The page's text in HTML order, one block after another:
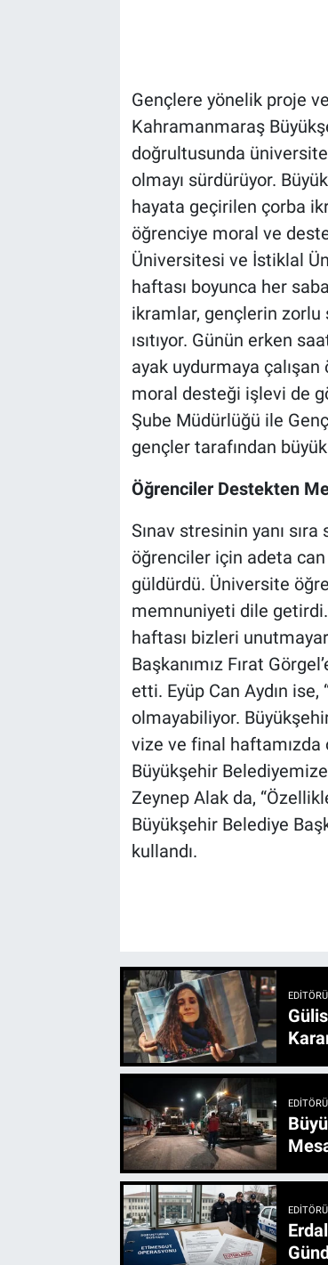
Gençlere yönelik proje
Kahramanmaraş
doğrultusunda
olmayı sürdürüyor.
hayata geçirilen çorba
öğrenciye moral ve
Üniversitesi ve İstiklal
haftası boyunca her
ikramlar, gençlerin zorlu
ısıtıyor. Günün erken
ayak uydurmaya çalışan
moral desteği işlevi de
Şube Müdürlüğü ile
gençler tarafından
Öğrenciler Destekten
Sınav stresinin yanı
öğrenciler için adeta
güldürdü. Üniversite
memnuniyeti dile getirdi.
haftası bizleri
Başkanımız Fırat
etti. Eyüp Can Aydın
olmayabiliyor.
vize ve final haftamızda
Büyükşehir
Zeynep Alak da,
Büyükşehir Belediye
kullandı.